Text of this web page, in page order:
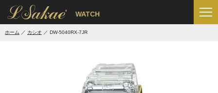
' WATCH
ホーム カシオ DW-5040RX-7JR